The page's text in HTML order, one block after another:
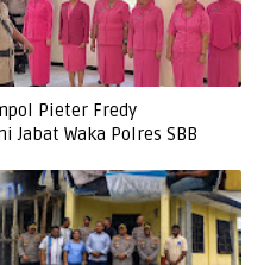
Pieter Fredy
Jabat Waka Polres SBB